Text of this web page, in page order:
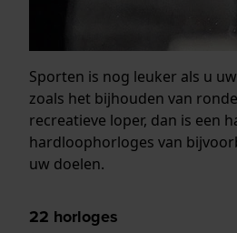
Sporten is nog leuker als u
zoals het bijhouden van
recreatieve loper, dan is een
hardloophorloges van
uw doelen.
22 horloges